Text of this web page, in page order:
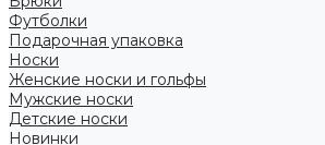
Футболки
Подарочная упаковка
Носки
Женские носки и гольфы
Мужские носки
Детские носки
Новинки